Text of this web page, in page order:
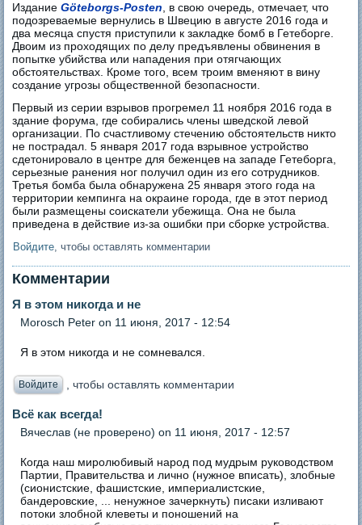
ИзданиеGöteborgs-Posten, в свою очередь, отмечает, что
подозреваемые вернулись в Швецию в августе 2016 года и
два месяца спустя приступили к закладке бомб в Гетеборге.
Двоим из проходящих по делу предъявлены обвинения в
попытке убийства или нападения при отягчающих
обстоятельствах. Кроме того, всем троим вменяют в вину
создание угрозы общественной безопасности.
Первый из серии взрывов прогремел 11 ноября 2016 года в
здание форума, где собирались члены шведской левой
организации. По счастливому стечению обстоятельств никто
не пострадал. 5 января 2017 года взрывное устройство
сдетонировало в центре для беженцев на западе Гетеборга,
серьезные ранения ног получил один из его сотрудников.
Третья бомба была обнаружена 25 января этого года на
территории кемпинга на окраине города, где в этот период
были размещены соискатели убежища. Она не была
приведена в действие из-за ошибки при сборке устройства.
Войдите, чтобы оставлять комментарии
Комментарии
Я в этом никогда и не
Morosch Peter on 11 июня, 2017 - 12:54
Я в этом никогда и не сомневался.
Войдите , чтобы оставлять комментарии
Всё как всегда!
Вячеслав (не проверено) on 11 июня, 2017 - 12:57
Когда наш миролюбивый народ под мудрым руководством
Партии, Правительства и лично (нужное вписать), злобные
(сионистские, фашистские, империалистские,
бандеровские, ... ненужное зачеркнуть) писаки изливают
потоки злобной клеветы и поношений на